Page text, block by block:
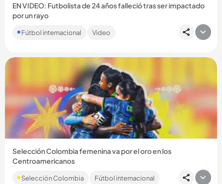
EN VIDEO: Futbolista de 24 años falleció tras ser impactado
por un rayo
La potente descarga eléctrica trambién dejó heridos a otros
doce jugadores. ...
Fútbol internacional Video
Compartir Noticia
Selección Colombia femenina va por el oro en los
Centroamericanos
noche....
Selección Colombia Fútbol internacional